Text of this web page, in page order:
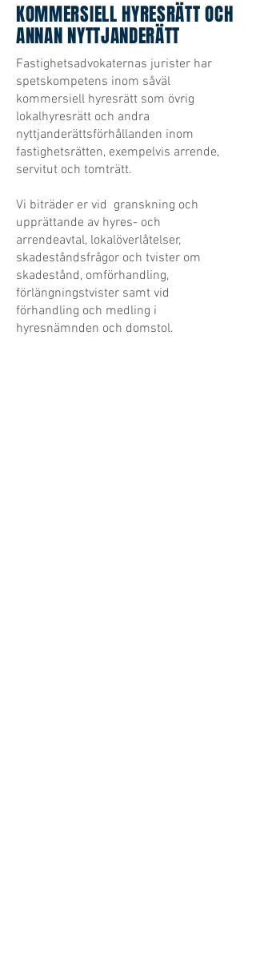
KOMMERSIELL HYRESRÄTT OCH
ANNAN NYTTJANDERÄTT
Fastighetsadvokaternas jurister har
spetskompetens inom såväl
kommersiell hyresrätt som övrig
lokalhyresrätt och andra
nyttjanderättsförhållanden inom
fastighetsrätten, exempelvis arrende,
servitut och tomträtt.
Vi biträder er vid granskning och
upprättande av hyres- och
arrendeavtal, lokalöverlåtelser,
skadeståndsfrågor och tvister om
skadestånd, omförhandling,
förlängningstvister samt vid
förhandling och medling i
hyresnämnden och domstol.